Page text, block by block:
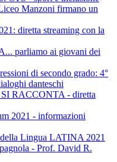
Manzoni firmano un
diretta streaming con la
parliamo ai giovani dei
di secondo grado: 4°
danteschi
RACCONTA - diretta
2021 - informazioni
Lingua LATINA 2021
- Prof. David R.